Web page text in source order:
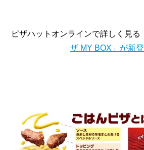
ピザハットオンラインで詳しく見
ザ MY BOX」が新登